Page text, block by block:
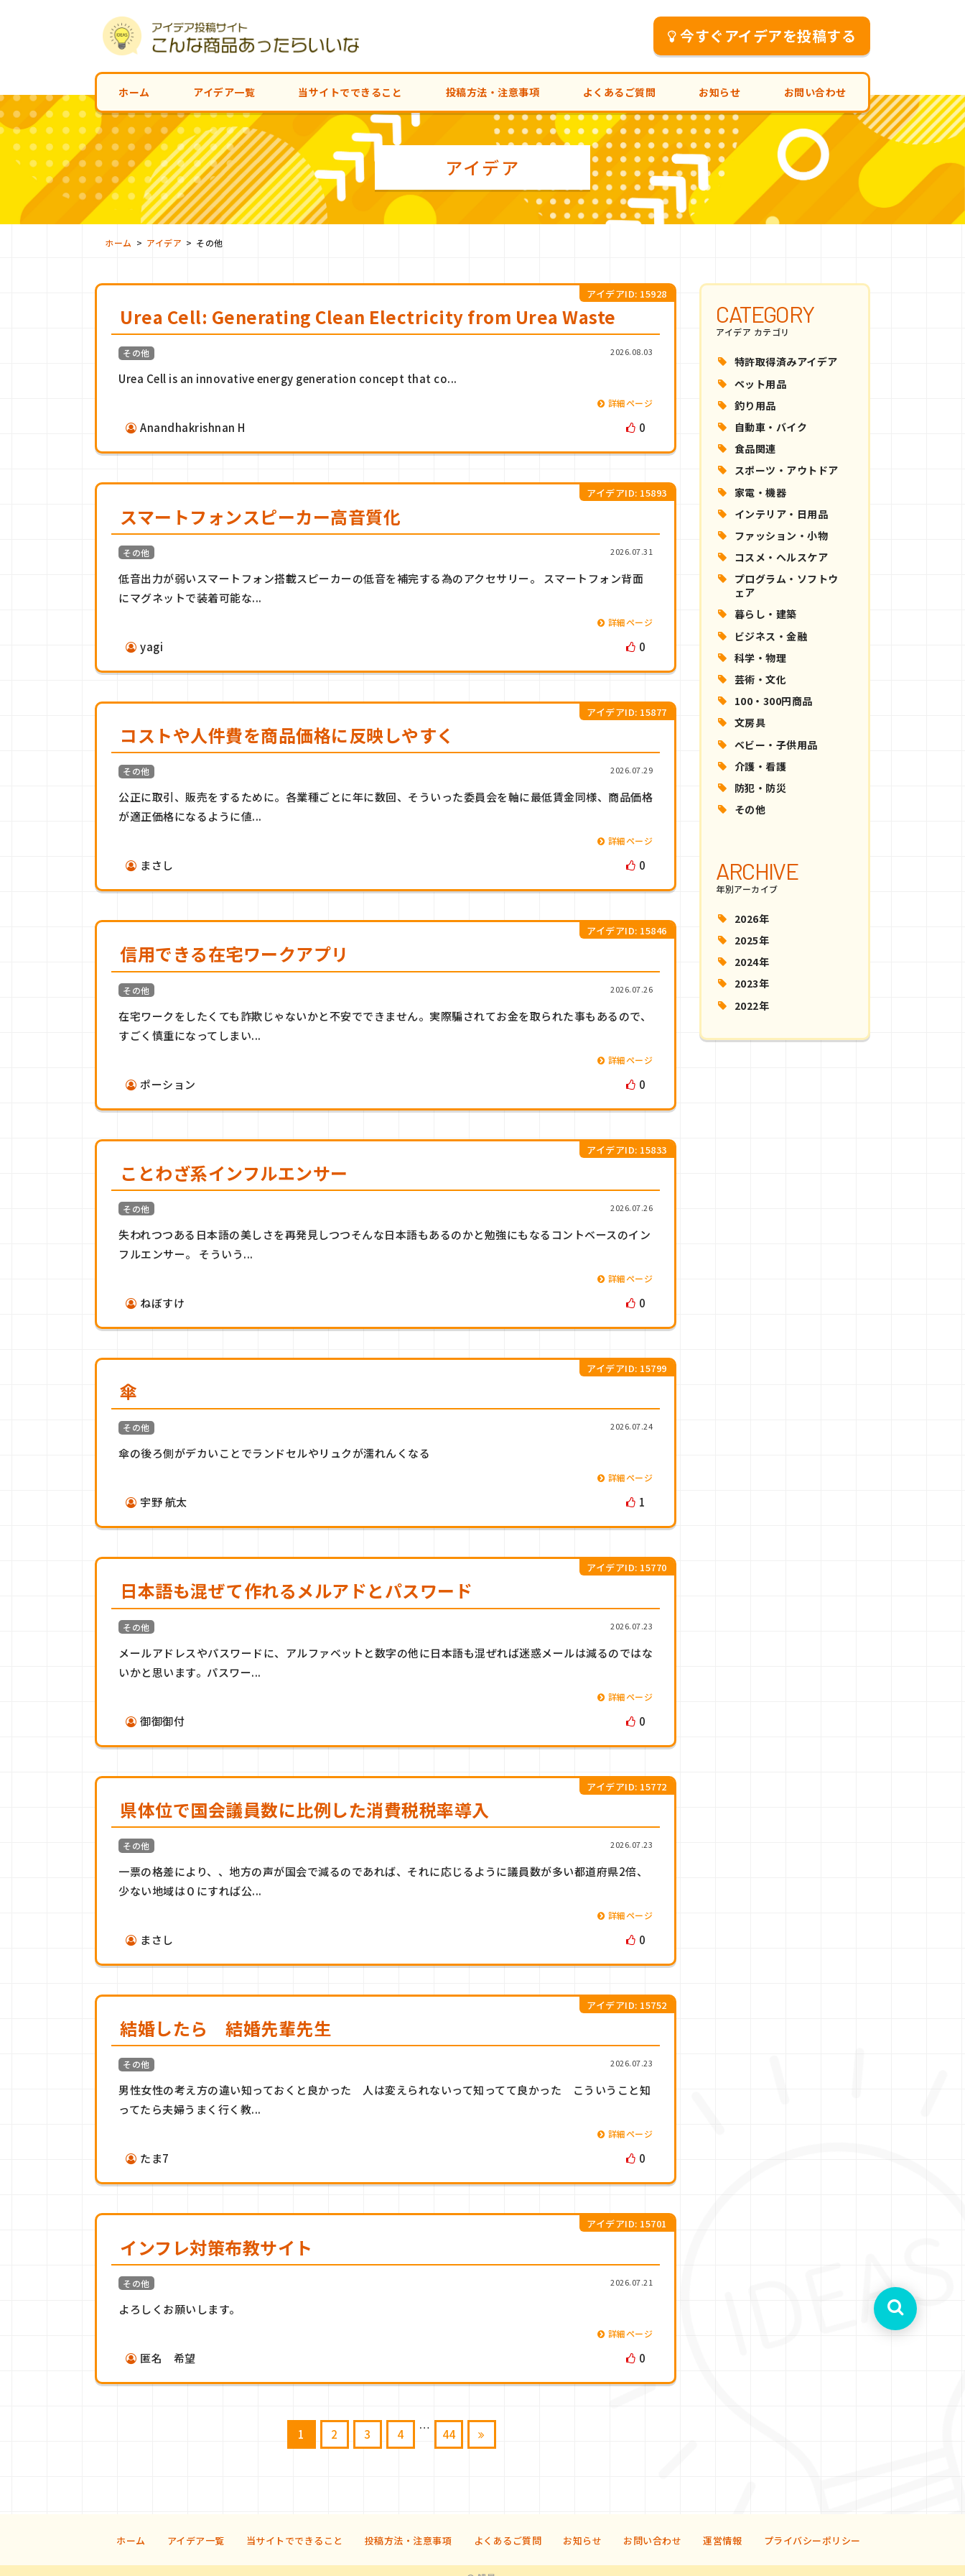
今すぐアイデアを投稿する
ホーム アイデア一覧 当サイトでできること 投稿方法・注意事項 よくあるご質問 お知らせ お問い合わせ
アイデア
ホーム > アイデア > その他
Urea Cell: Generating Clean Electricity from Urea Waste
アイデアID: 15928
その他 2026.08.03
Urea Cell is an innovative energy generation concept that co...
詳細ページ
Anandhakrishnan H 0
スマートフォンスピーカー高音質化
アイデアID: 15893
その他 2026.07.31
低音出力が弱いスマートフォン搭載スピーカーの低音を補完する為のアクセサリー。 スマートフォン背面
にマグネットで装着可能な...
詳細ページ
yagi 0
コストや人件費を商品価格に反映しやすく
アイデアID: 15877
その他 2026.07.29
公正に取引、販売をするために。各業種ごとに年に数回、そういった委員会を軸に最低賃金同様、商品価格
が適正価格になるように値...
詳細ページ
まさし 0
信用できる在宅ワークアプリ
アイデアID: 15846
その他 2026.07.26
在宅ワークをしたくても詐欺じゃないかと不安でできません。実際騙されてお金を取られた事もあるので、
すごく慎重になってしまい...
詳細ページ
ポーション 0
ことわざ系インフルエンサー
アイデアID: 15833
その他 2026.07.26
失われつつある日本語の美しさを再発見しつつそんな日本語もあるのかと勉強にもなるコントベースのイン
フルエンサー。 そういう...
詳細ページ
ねぼすけ 0
傘
アイデアID: 15799
その他 2026.07.24
傘の後ろ側がデカいことでランドセルやリュクが濡れんくなる
詳細ページ
宇野 航太 1
日本語も混ぜて作れるメルアドとパスワード
アイデアID: 15770
その他 2026.07.23
メールアドレスやパスワードに、アルファベットと数字の他に日本語も混ぜれば迷惑メールは減るのではな
いかと思います。パスワー...
詳細ページ
御御御付 0
県体位で国会議員数に比例した消費税税率導入
アイデアID: 15772
その他 2026.07.23
一票の格差により、、地方の声が国会で減るのであれば、それに応じるように議員数が多い都道府県2倍、
少ない地域は０にすれば公...
詳細ページ
まさし 0
結婚したら 結婚先輩先生
アイデアID: 15752
その他 2026.07.23
男性女性の考え方の違い知っておくと良かった 人は変えられないって知ってて良かった こういうこと知
ってたら夫婦うまく行く教...
詳細ページ
たま7 0
インフレ対策布教サイト
アイデアID: 15701
その他 2026.07.21
よろしくお願いします。
詳細ページ
匿名 希望 0
1 2 3 4 … 44
CATEGORY
アイデア カテゴリ
特許取得済みアイデア
ペット用品
釣り用品
自動車・バイク
食品関連
スポーツ・アウトドア
家電・機器
インテリア・日用品
ファッション・小物
コスメ・ヘルスケア
プログラム・ソフトウ
ェア
暮らし・建築
ビジネス・金融
科学・物理
芸術・文化
100・300円商品
文房具
ベビー・子供用品
介護・看護
防犯・防災
その他
ARCHIVE
年別アーカイブ
2026年
2025年
2024年
2023年
2022年
ホーム アイデア一覧 当サイトでできること 投稿方法・注意事項 よくあるご質問 お知らせ お問い合わせ 運営情報 プライバシーポリシー